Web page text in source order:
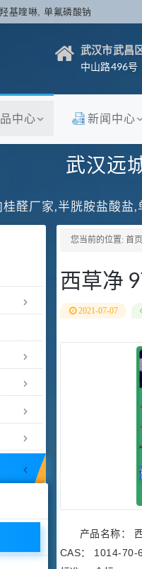
基喹啉, 单氟磷酸钠
武汉市武昌
中山路496号
中心 新闻中心
武汉远
桂醛厂家,半胱胺盐酸盐
您当前的位置: 首页
西草净
2021-07-07
产品名称：
CAS： 1014-70-6